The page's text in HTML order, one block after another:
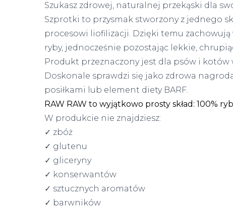
Szukasz zdrowej, naturalnej przekąski dla
Szprotki to przysmak stworzony z jednego
procesowi liofilizacji. Dzięki temu
ryby, jednocześnie pozostając lekkie,
Produkt przeznaczony jest dla psów i kotów
Doskonale sprawdzi się jako zdrowa
posiłkami lub element diety BARF.
RAW RAW to wyjątkowo prosty skład: 100%
W produkcie nie znajdziesz:
✓ zbóż
✓ glutenu
✓ gliceryny
✓ konserwantów
✓ sztucznych aromatów
✓ barwników